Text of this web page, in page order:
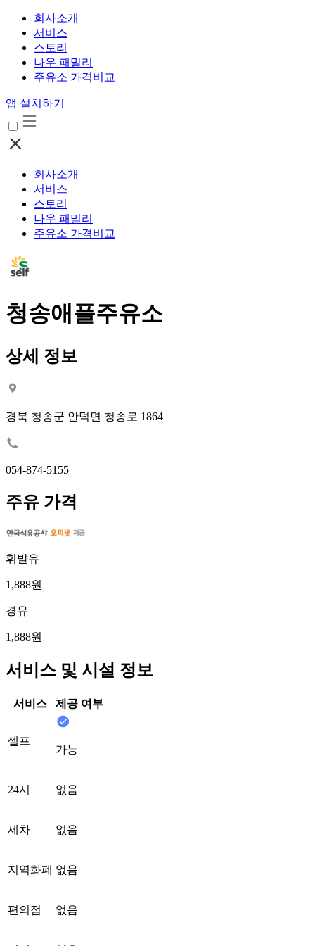
회사소개
서비스
스토리
나우 패밀리
주유소 가격비교
앱 설치하기
회사소개
서비스
스토리
나우 패밀리
주유소 가격비교
청송애플주유소
상세 정보
경북 청송군 안덕면 청송로 1864
054-874-5155
주유 가격
휘발유
1,888원
경유
1,888원
서비스 및 시설 정보
서비스 제공 여부
셀프
가능
24시 없음
세차 없음
지역화폐 없음
편의점 없음